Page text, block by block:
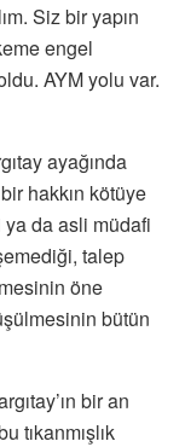
Siz bir yapın
engel
AYM yolu var.
ayağında
hakkın kötüye
ya da asli müdafi
talep
öne
bütün
bir an
tıkanmışlık